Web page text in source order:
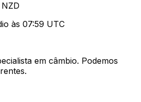
NZD
às 07:59 UTC
em câmbio. Podemos